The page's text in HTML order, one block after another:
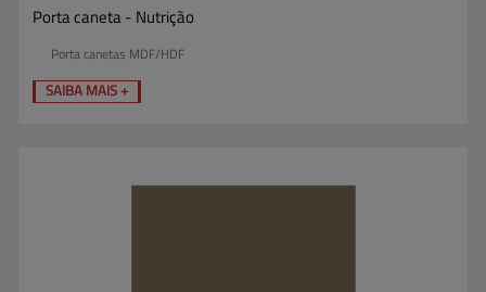
Porta caneta - Nutrição
Porta canetas MDF/HDF
SAIBA MAIS +